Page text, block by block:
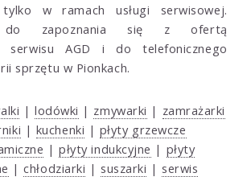
w ramach usługi serwisowej.
do zapoznania się z ofertą
serwisu AGD i do telefonicznego
sprzętu w Pionkach.
| lodówki | zmywarki | zamrażarki
| kuchenki | płyty grzewcze
|płyty indukcyjne | płyty
|chłodziarki | suszarki | serwis